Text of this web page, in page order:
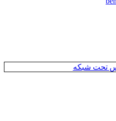
تحت شبکه